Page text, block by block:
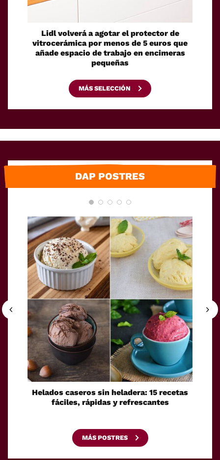
Lidl volverá a agotar el protector de
vitrocerámica por menos de 5 euros que
añade espacio de trabajo en encimeras
pequeñas
MÁS SELECCIÓN
DAP POSTRES
Helados caseros sin heladera: 15 recetas
fáciles, rápidas y refrescantes
MÁS POSTRES